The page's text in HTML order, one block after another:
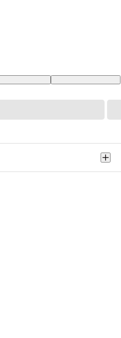
USA | PP BRXXL USA | EGG BR